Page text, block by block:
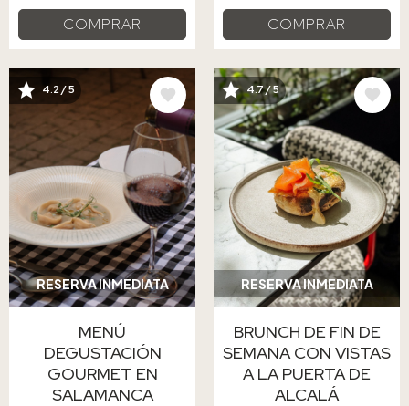
COMPRAR
COMPRAR
RESERVA INMEDIATA
IMAGE
4.2 / 5
MENÚ
DEGUSTACIÓN
GOURMET EN
SALAMANCA
RESERVA INMEDIATA
IMAGE
4.7 / 5
BRUNCH DE FIN DE
SEMANA CON VISTAS
A LA PUERTA DE
ALCALÁ